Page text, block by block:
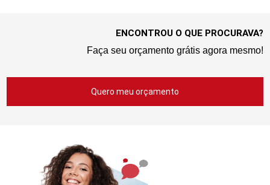
ENCONTROU O QUE PROCURAVA?
Faça seu orçamento grátis agora mesmo!
Quero meu orçamento